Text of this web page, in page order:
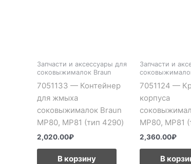
Запчасти и аксессуары для
соковыжималок Braun
7051133 — Контейнер
для жмыха
соковыжималок Braun
MP80, MP81 (тип 4290)
2,020.00₽
В корзину
Запчасти и
7051124 —
корпуса
MP80, MP81
2,360.00₽
В